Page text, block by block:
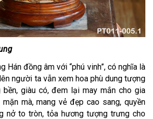
Hán đồng âm với “phú vinh”, có nghĩa là
người ta vẫn xem hoa phù dung tượng
giàu có, đem lại may mắn cho gia
mà, mang vẻ đẹp cao sang, quyền
nở to tròn, tỏa hương tượng trưng cho